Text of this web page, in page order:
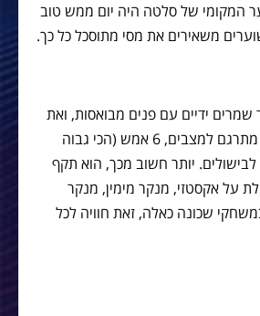
המקומי של סלטה היה יום ממש טוב
משאירים את מסי מתוסכל כל כך.
ידיים עם פנים מבואסות, ואת
אי השערים שלו הוא מתרגם למצבים, 6 אמש (הכי גבוה
הפכו לבישולים. יותר חשוב מכך, הוא תקף
על אקסטזי, מנקר מימין, מנקר
שכונה כאלה, זאת חוויה לכל